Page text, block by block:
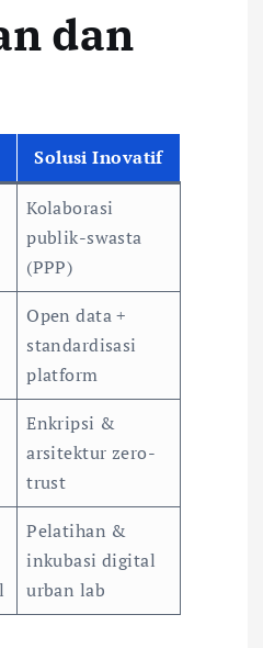
dan
Solusi Inovatif
Kolaborasi
publik-swasta
(PPP)
Open data +
standardisasi
platform
Enkripsi &
arsitektur zero-
trust
Pelatihan &
inkubasi digital
urban lab